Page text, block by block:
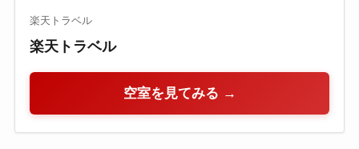
楽天トラベル
楽天トラベル
空室を見てみる →